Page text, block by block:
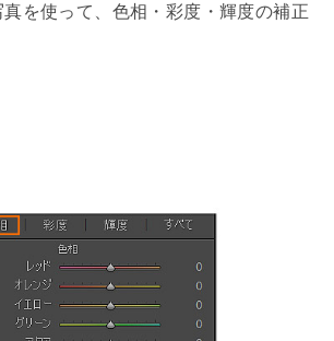
を使って、色相・彩度・輝度の補正